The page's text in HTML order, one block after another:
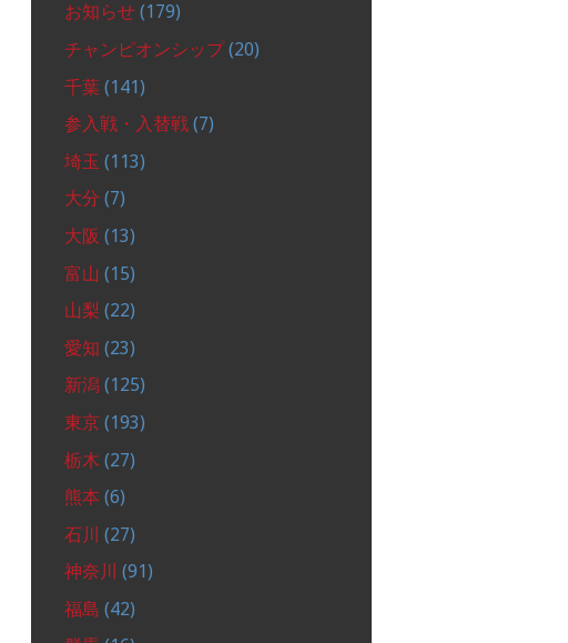
お知らせ (179)
チャンピオンシップ(20)
千葉 (141)
参入戦・入替戦 (7)
埼玉 (113)
大分 (7)
大阪 (13)
富山 (15)
山梨 (22)
愛知 (23)
新潟 (125)
東京 (193)
栃木 (27)
熊本 (6)
石川 (27)
神奈川 (91)
福島 (42)